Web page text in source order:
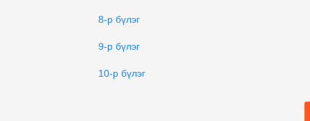
8-р бүлэг
9-р бүлэг
10-р бүлэг